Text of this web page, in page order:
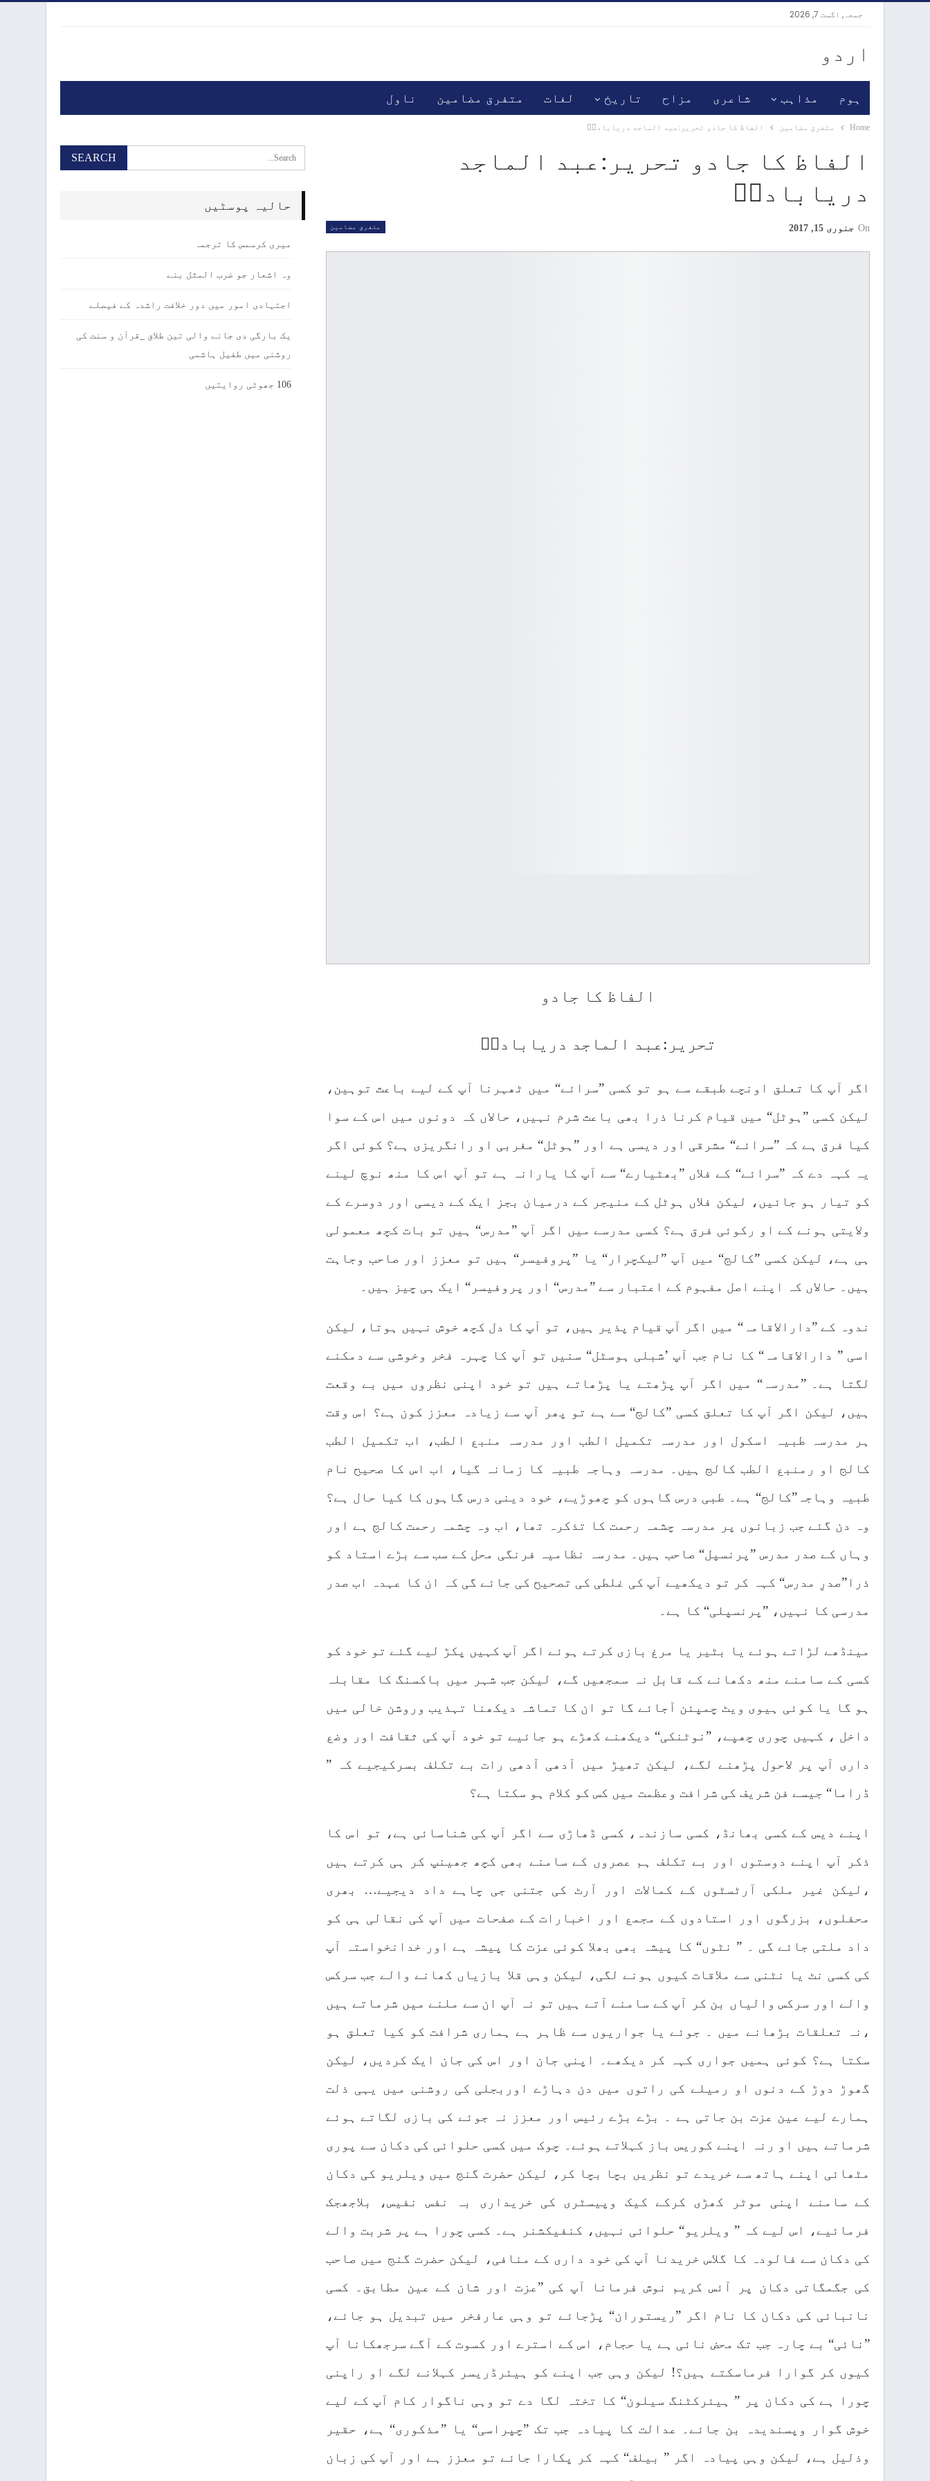
جمعہ, اگست 7, 2026
اردو
ہوم مذاہب شاعری مزاح تاریخ لغات متفرق مضامین ناول
Home متفرق مضامین الفاظ کا جادو تحریر:عبد الماجد دریابادیؒ
الفاظ کا جادو تحریر:عبد الماجد
دریابادیؒ
متفرق مضامین On جنوری 15, 2017
الفاظ کا جادو
تحریر:عبد الماجد دریابادیؒ
اگر آپ کا تعلق اونچے طبقے سے ہو تو کسی ”سرائے“ میں ٹھہرنا آپ کے لیے باعث توہین،
لیکن کسی ”ہوٹل“ میں قیام کرنا ذرا بھی باعث شرم نہیں، حالاں کہ دونوں میں اس کے سوا
کیا فرق ہے کہ ”سرائے“ مشرقی اور دیسی ہے اور ”ہوٹل“ مغربی او رانگریزی ہے؟ کوئی اگر
یہ کہہ دے کہ ”سرائے“ کے فلاں ”بھٹیارے“ سے آپ کا یارانہ ہے تو آپ اس کا منھ نوچ لینے
کو تیار ہو جائیں، لیکن فلاں ہوٹل کے منیجر کے درمیان بجز ایک کے دیسی اور دوسرے کے
ولایتی ہونے کے او رکوئی فرق ہے؟ کسی مدرسے میں اگر آپ ”مدرس“ ہیں تو بات کچھ معمولی
ہی ہے، لیکن کسی ”کالج“ میں آپ ”لیکچرار“ یا ”پروفیسر“ ہیں تو معزز اور صاحب وجاہت
ہیں۔ حالاں کہ اپنے اصل مفہوم کے اعتبار سے ”مدرس“ اور پروفیسر“ ایک ہی چیز ہیں۔
ندوہ کے ”دارالاقامہ“ میں اگر آپ قیام پذیر ہیں، تو آپ کا دل کچھ خوش نہیں ہوتا، لیکن
اسی ” دارالاقامہ“ کا نام جب آپ ’شبلی ہوسٹل“ سنیں تو آپ کا چہرہ فخر وخوشی سے دمکنے
لگتا ہے۔ ”مدرسہ“ میں اگر آپ پڑھتے یا پڑھاتے ہیں تو خود اپنی نظروں میں بے وقعت
ہیں، لیکن اگر آپ کا تعلق کسی ”کالج“ سے ہے تو پھر آپ سے زیادہ معزز کون ہے؟ اس وقت
ہر مدرسہ طبیہ اسکول اور مدرسہ تکمیل الطب اور مدرسہ منبع الطب، اب تکمیل الطب
کالج او رمنبع الطب کالج ہیں۔ مدرسہ وہاجہ طبیہ کا زمانہ گیا، اب اس کا صحیح نام
طبیہ وہاجہ”کالج“ ہے۔ طبی درس گاہوں کو چھوڑیے، خود دینی درس گاہوں کا کیا حال ہے؟
وہ دن گئے جب زبانوں پر مدرسہ چشمہ رحمت کا تذکرہ تھا، اب وہ چشمہ رحمت کالج ہے اور
وہاں کے صدر مدرس ”پرنسپل“ صاحب ہیں۔ مدرسہ نظامیہ فرنگی محل کے سب سے بڑے استاد کو
ذرا”صدرِ مدرس“ کہہ کر تو دیکھیے آپ کی غلطی کی تصحیح کی جائے گی کہ ان کا عہدہ اب صدر
مدرسی کا نہیں، ”پرنسپلی“ کا ہے۔
مینڈھے لڑاتے ہوئے یا بٹیر یا مرغ بازی کرتے ہوئے اگر آپ کہیں پکڑ لیے گئے تو خود کو
کسی کے سامنے منھ دکھانے کے قابل نہ سمجھیں گے، لیکن جب شہر میں باکسنگ کا مقابلہ
ہو گا یا کوئی ہیوی ویٹ چمپئن آجائے گا تو ان کا تماشہ دیکھنا تہذیب وروشن خالی میں
داخل ، کہیں چوری چھپے، ”نوٹنکی“ دیکھنے کھڑے ہو جائیے تو خود آپ کی ثقافت اور وضع
داری آپ پر لاحول پڑھنے لگے، لیکن تھیڑ میں آدھی آدھی رات بے تکلف بسرکیجیے کہ ”
ڈراما“ جیسے فن شریف کی شرافت وعظمت میں کس کو کلام ہو سکتا ہے؟
اپنے دیس کے کسی بھانڈ، کسی سازندہ، کسی ڈھاڑی سے اگر آپ کی شناسائی ہے، تو اس کا
ذکر آپ اپنے دوستوں اور بے تکلف ہم عصروں کے سامنے بھی کچھ جھینپ کر ہی کرتے ہیں
،لیکن غیر ملکی آرٹسٹوں کے کمالات اور آرٹ کی جتنی جی چاہے داد دیجیے… بھری
محفلوں، بزرگوں اور استادوں کے مجمع اور اخبارات کے صفحات میں آپ کی نقالی ہی کو
داد ملتی جائے گی ۔ ” نٹوں“ کا پیشہ بھی بھلا کوئی عزت کا پیشہ ہے اور خدانخواستہ آپ
کی کسی نٹ یا نٹنی سے ملاقات کیوں ہونے لگی، لیکن وہی قلا بازیاں کھانے والے جب سرکس
والے اور سرکس والیاں بن کر آپ کے سامنے آتے ہیں تو نہ آپ ان سے ملنے میں شرماتے ہیں
،نہ تعلقات بڑھانے میں ۔ جوئے یا جواریوں سے ظاہر ہے ہماری شرافت کو کیا تعلق ہو
سکتا ہے؟ کوئی ہمیں جواری کہہ کر دیکھے۔ اپنی جان اور اس کی جان ایک کردیں، لیکن
گھوڑ دوڑ کے دنوں او رمیلے کی راتوں میں دن دہاڑے اوربجلی کی روشنی میں یہی ذلت
ہمارے لیے عین عزت بن جاتی ہے ۔ بڑے بڑے رئیس اور معزز نہ جوئے کی بازی لگاتے ہوئے
شرماتے ہیں او رنہ اپنے کوریس باز کہلاتے ہوئے۔ چوک میں کسی حلوائی کی دکان سے پوری
مٹھائی اپنے ہاتھ سے خریدے تو نظریں بچا بچا کر، لیکن حضرت گنج میں ویلریو کی دکان
کے سامنے اپنی موٹر کھڑی کرکے کیک وپیسٹری کی خریداری بہ نفس نفیس، بلاجھجک
فرمائیے، اس لیے کہ ” ویلریو“ حلوائی نہیں، کنفیکشنر ہے۔ کسی چورا ہے پر شربت والے
کی دکان سے فالودہ کا گلاس خریدنا آپ کی خود داری کے منافی، لیکن حضرت گنج میں صاحب
کی جگمگاتی دکان پر آئس کریم نوش فرمانا آپ کی ”عزت اور شان کے عین مطابق۔ کسی
نانبائی کی دکان کا نام اگر ”ریستوران“ پڑجائے تو وہی عارفخر میں تبدیل ہو جائے،
”نائی“ بے چارہ جب تک محض نائی ہے یا حجام، اس کے استرے اور کسوت کے آگے سرجھکانا آپ
کیوں کر گوارا فرماسکتے ہیں؟! لیکن وہی جب اپنے کو ہیئرڈریسر کہلانے لگے او راپنی
چورا ہے کی دکان پر ” ہیئرکٹنگ سیلون“ کا تختہ لگا دے تو وہی ناگوار کام آپ کے لیے
خوش گوار وپسندیدہ بن جائے۔ عدالت کا پیادہ جب تک ”چپراسی“ یا ”مذکوری“ ہے، حقیر
وذلیل ہے، لیکن وہی پیادہ اگر ” بیلف“ کہہ کر پکارا جائے تو معزز ہے اور آپ کی زبان
حالیہ پوسٹیں
میری کرسمس کا ترجمہ
وہ اشعار جو ضرب المثل بنے
اجتہادی امور میں دور خلافت راشدہ کے فیصلے
یک بارگی دی جانے والی تین طلاق _قرآن و سنت کی
روشنی میں طفیل ہاشمی
106 جھوٹی روایتیں